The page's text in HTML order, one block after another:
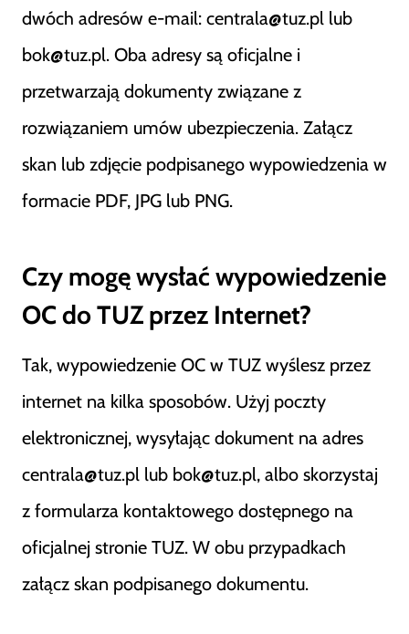
dwóch adresów e-mail: centrala@tuz.pl lub
bok@tuz.pl. Oba adresy są oficjalne i
przetwarzają dokumenty związane z
rozwiązaniem umów ubezpieczenia. Załącz
skan lub zdjęcie podpisanego wypowiedzenia w
formacie PDF, JPG lub PNG.
Czy mogę wysłać wypowiedzenie
OC do TUZ przez Internet?
Tak, wypowiedzenie OC w TUZ wyślesz przez
internet na kilka sposobów. Użyj poczty
elektronicznej, wysyłając dokument na adres
centrala@tuz.pl lub bok@tuz.pl, albo skorzystaj
z formularza kontaktowego dostępnego na
oficjalnej stronie TUZ. W obu przypadkach
załącz skan podpisanego dokumentu.